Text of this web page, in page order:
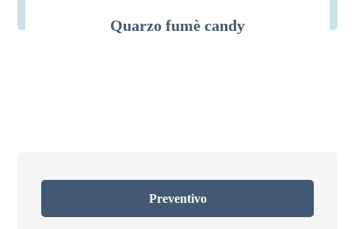
Quarzo fumè candy
Preventivo